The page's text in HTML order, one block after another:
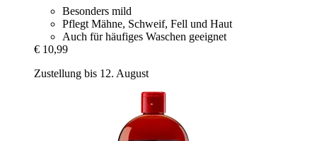
Besonders mild
Pflegt Mähne, Schweif, Fell und Haut
Auch für häufiges Waschen geeignet
€ 10,99
Zustellung bis 12. August